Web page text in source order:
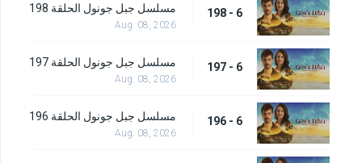
6 - 198 مسلسل جبل جونول الحلقة 198
Aug. 08, 2026
6 - 197 مسلسل جبل جونول الحلقة 197
Aug. 08, 2026
6 - 196 مسلسل جبل جونول الحلقة 196
Aug. 08, 2026